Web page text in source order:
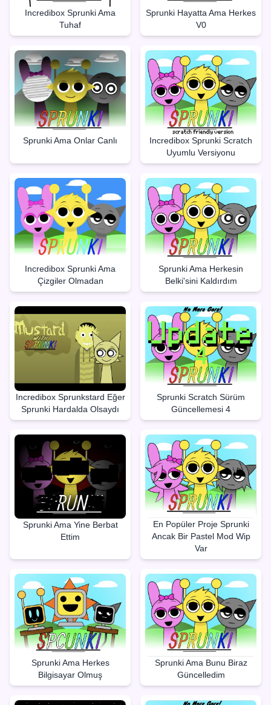
Incredibox Sprunki Ama
Tuhaf
Sprunki Hayatta Ama Herkes
V0
Sprunki Ama Onlar Canlı
Incredibox Sprunki Scratch
Uyumlu Versiyonu
Incredibox Sprunki Ama
Çizgiler Olmadan
Sprunki Ama Herkesin
Belki'sini Kaldırdım
Incredibox Sprunkstard Eğer
Sprunki Hardalda Olsaydı
Sprunki Scratch Sürüm
Güncellemesi 4
Sprunki Ama Yine Berbat
Ettim
En Popüler Proje Sprunki
Ancak Bir Pastel Mod Wip
Var
Sprunki Ama Herkes
Bilgisayar Olmuş
Sprunki Ama Bunu Biraz
Güncelledim